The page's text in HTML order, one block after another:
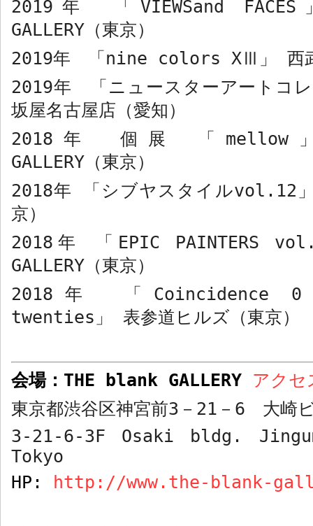
2019 年 「VIEWSand FACES
GALLERY （東京）
2019年 「 nine colors XⅢ 」 西
2019年 「ニュースターアートコ
坂屋名古屋店（愛知）
2018 年 個展 「 mellow
GALLERY （東京）
2018年 「シブヤスタイルvol.12
京）
2018 年 「 EPIC PAINTERS
GALLERY （東京）
2018 年 「
twenties 」 表参道ヒルズ（東京）
会場： THE blank GALLERY アク
東京都渋谷区神宮前3 － 21 － 6 大崎
3-21-6-3F Osaki bldg.
Tokyo
HP:
http://www.the-blank-